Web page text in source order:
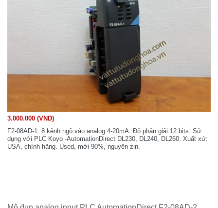
3.000.000 (VND)
F2-08AD-1. 8 kênh ngõ vào analog 4-20mA. Độ phân giải 12 bits. Sử
dụng với PLC Koyo -AutomationDirect DL230, DL240, DL260. Xuất xứ:
USA, chính hãng. Used, mới 90%, nguyên zin.